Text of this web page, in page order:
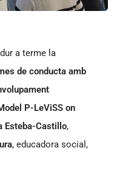
a terme la
de conducta amb
P-LeViSS on
Esteba-Castillo,
, educadora social,